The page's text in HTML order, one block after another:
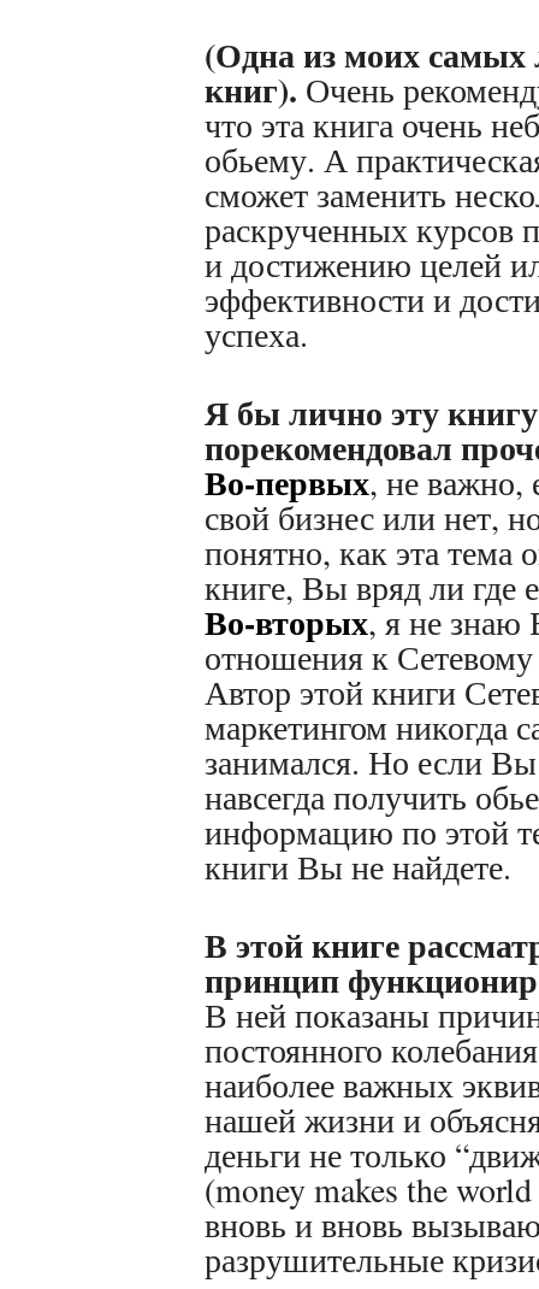
(Одна из моих
книг). Очень
что эта книга очень
обьему. А
сможет заменить
раскрученных курсов
и достижению целей
эффективности и
успеха.
Я бы лично эту книгу
порекомендовал
Во-первых, не важно,
свой бизнес или нет,
понятно, как эта тема
книге, Вы вряд ли где
Во-вторых, я не знаю
отношения к
Автор этой книги
маркетингом никогда
занимался. Но если Вы
навсегда получить
информацию по этой
книги Вы не найдете.
В этой книге
принцип
В ней показаны
постоянного
наиболее важных
нашей жизни и
деньги не только
(money makes the
вновь и вновь
разрушительные